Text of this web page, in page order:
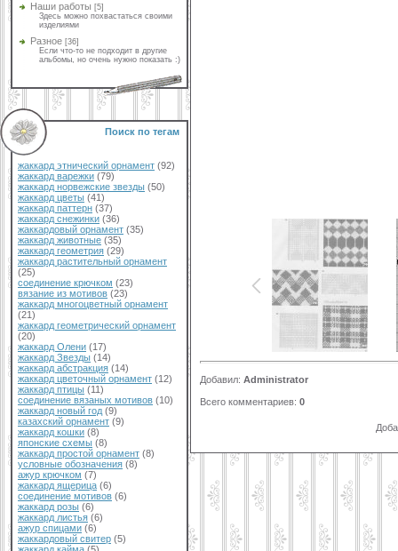
Наши работы [5]
Здесь можно похвастаться своими
изделиями
Разное [36]
Если что-то не подходит в другие
альбомы, но очень нужно показать :)
Поиск по тегам
жаккард этнический орнамент (92)
жаккард варежки (79)
жаккард норвежские звезды (50)
жаккард цветы (41)
жаккард паттерн (37)
жаккард снежинки (36)
жаккардовый орнамент (35)
жаккард животные (35)
жаккард геометрия (29)
жаккард растительный орнамент
(25)
соединение крючком (23)
вязание из мотивов (23)
жаккард многоцветный орнамент
(21)
жаккард геометрический орнамент
(20)
жаккард Олени (17)
жаккард Звезды (14)
жаккард абстракция (14)
жаккард цветочный орнамент (12)
жаккард птицы (11)
соединение вязаных мотивов (10)
жаккард новый год (9)
казахский орнамент (9)
жаккард кошки (8)
японские схемы (8)
жаккард простой орнамент (8)
условные обозначения (8)
ажур крючком (7)
жаккард ящерица (6)
соединение мотивов (6)
жаккард розы (6)
жаккард листья (6)
ажур спицами (6)
жаккардовый свитер (5)
Добавил: Administrator
Всего комментариев: 0